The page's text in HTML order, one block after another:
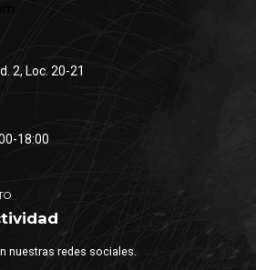
2, Loc. 20-21
18:00
nuestras redes sociales.